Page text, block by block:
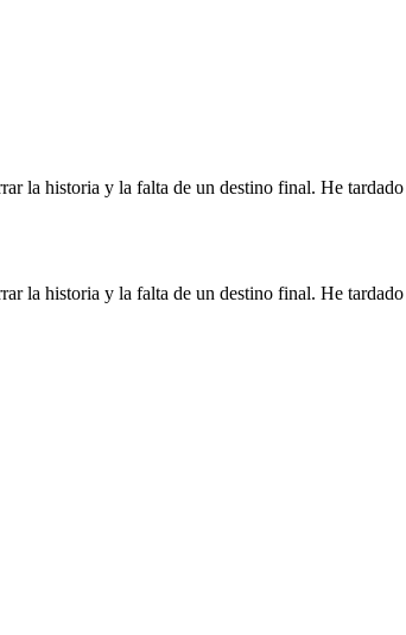
la historia y la falta de un destino final. He
la historia y la falta de un destino final. He